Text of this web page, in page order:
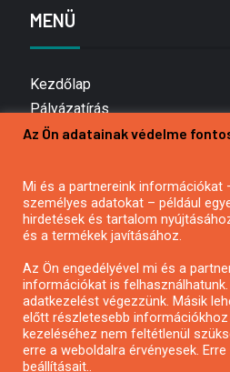
MENÜ
Kezdőlap
Pályázatírás
Bemutatkozás
Hírlevél feliratkozás
Impresszum
Kapcsolat
Az Ön adatainak védelme
Mi és a partnereink
személyes adatokat – például
hirdetések és tartalom
és a termékek javításához.
Az Ön engedélyével mi és a
információkat is
adatkezelést végezzünk. Másik
előtt részletesebb
kezeléséhez nem feltétlenül
erre a weboldalra érvényesek.
beállításait..